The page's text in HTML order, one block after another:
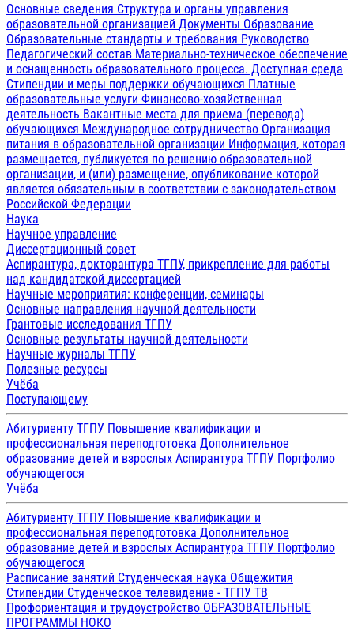
Основные сведения Структура и органы управления
образовательной организацией Документы Образование
Образовательные стандарты и требования Руководство
Педагогический состав Материально-техническое обеспечение
и оснащенность образовательного процесса. Доступная среда
Стипендии и меры поддержки обучающихся Платные
образовательные услуги Финансово-хозяйственная
деятельность Вакантные места для приема (перевода)
обучающихся Международное сотрудничество Организация
питания в образовательной организации Информация, которая
размещается, публикуется по решению образовательной
организации, и (или) размещение, опубликование которой
является обязательным в соответствии с законодательством
Российской Федерации
Наука
Научное управление
Диссертационный совет
Аспирантура, докторантура ТГПУ, прикрепление для работы
над кандидатской диссертацией
Научные мероприятия: конференции, семинары
Основные направления научной деятельности
Грантовые исследования ТГПУ
Основные результаты научной деятельности
Научные журналы ТГПУ
Полезные ресурсы
Учёба
Поступающему
Абитуриенту ТГПУ Повышение квалификации и
профессиональная переподготовка Дополнительное
образование детей и взрослых Аспирантура ТГПУ Портфолио
обучающегося
Учёба
Абитуриенту ТГПУ Повышение квалификации и
профессиональная переподготовка Дополнительное
образование детей и взрослых Аспирантура ТГПУ Портфолио
обучающегося
Расписание занятий Студенческая наука Общежития
Стипендии Студенческое телевидение - ТГПУ ТВ
Профориентация и трудоустройство ОБРАЗОВАТЕЛЬНЫЕ
ПРОГРАММЫ НОКО